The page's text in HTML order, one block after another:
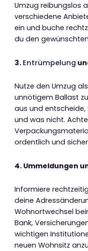
Umzug reibungslos
verschiedene
ein und buche
du den
3. Entrümpelung
Nutze den Umzug
unnötigem Ballast
aus und
und was nicht.
ordentlich und
4. Ummeldungen
Informiere
deine
Wohnortwechsel
Bank,
wichtigen
neuen Wohnsitz